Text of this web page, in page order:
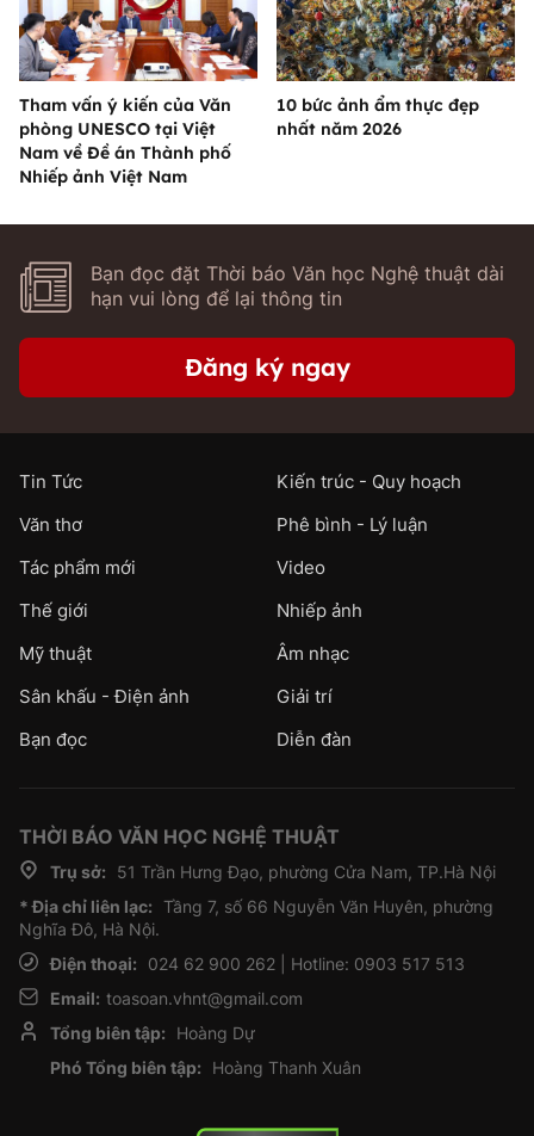
Tham vấn ý kiến của Văn
phòng UNESCO tại Việt
Nam về Đề án Thành phố
Nhiếp ảnh Việt Nam
10 bức ảnh ẩm thực đẹp
nhất năm 2026
Bạn đọc đặt Thời báo Văn học Nghệ thuật dài
hạn vui lòng để lại thông tin
Đăng ký ngay
Tin Tức
Kiến trúc - Quy hoạch
Văn thơ
Phê bình - Lý luận
Tác phẩm mới
Video
Thế giới
Nhiếp ảnh
Mỹ thuật
Âm nhạc
Sân khấu - Điện ảnh
Giải trí
Bạn đọc
Diễn đàn
THỜI BÁO VĂN HỌC NGHỆ THUẬT
Trụ sở:
51 Trần Hưng Đạo, phường Cửa Nam, TP.Hà Nội
* Địa chỉ liên lạc: Tầng 7, số 66 Nguyễn Văn Huyên, phường
Nghĩa Đô, Hà Nội.
Điện thoại:
024 62 900 262 | Hotline: 0903 517 513
Email: toasoan.vhnt@gmail.com
Tổng biên tập:
Hoàng Dự
Phó Tổng biên tập:
Hoàng Thanh Xuân